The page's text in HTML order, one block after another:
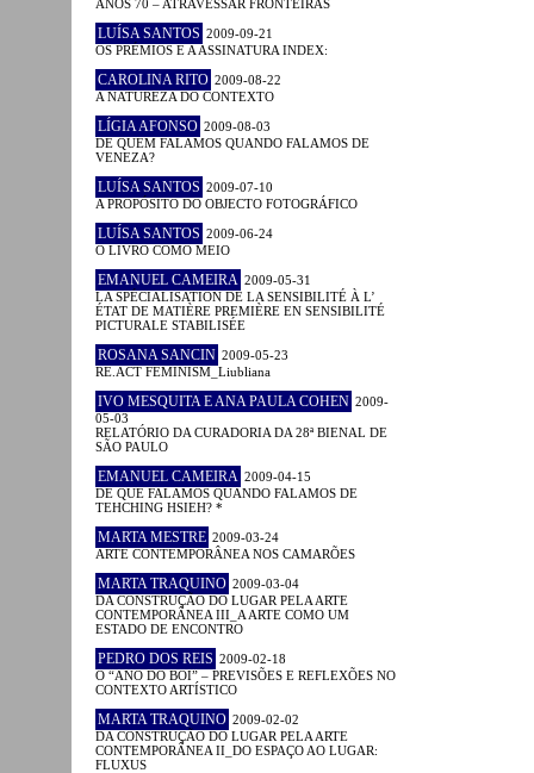
ANOS 70 – ATRAVESSAR FRONTEIRAS
LUÍSA SANTOS 2009-09-21
OS PRÉMIOS E A ASSINATURA INDEX:
CAROLINA RITO 2009-08-22
A NATUREZA DO CONTEXTO
LÍGIA AFONSO 2009-08-03
DE QUEM FALAMOS QUANDO FALAMOS DE
VENEZA?
LUÍSA SANTOS 2009-07-10
A PROPÓSITO DO OBJECTO FOTOGRÁFICO
LUÍSA SANTOS 2009-06-24
O LIVRO COMO MEIO
EMANUEL CAMEIRA 2009-05-31
LA SPÉCIALISATION DE LA SENSIBILITÉ À L’
ÉTAT DE MATIÈRE PREMIÈRE EN SENSIBILITÉ
PICTURALE STABILISÉE
ROSANA SANCIN 2009-05-23
RE.ACT FEMINISM_Liubliana
IVO MESQUITA E ANA PAULA COHEN 2009-
05-03
RELATÓRIO DA CURADORIA DA 28ª BIENAL DE
SÃO PAULO
EMANUEL CAMEIRA 2009-04-15
DE QUE FALAMOS QUANDO FALAMOS DE
TEHCHING HSIEH? *
MARTA MESTRE 2009-03-24
ARTE CONTEMPORÂNEA NOS CAMARÕES
MARTA TRAQUINO 2009-03-04
DA CONSTRUÇÃO DO LUGAR PELA ARTE
CONTEMPORÂNEA III_A ARTE COMO UM
ESTADO DE ENCONTRO
PEDRO DOS REIS 2009-02-18
O “ANO DO BOI” – PREVISÕES E REFLEXÕES NO
CONTEXTO ARTÍSTICO
MARTA TRAQUINO 2009-02-02
DA CONSTRUÇÃO DO LUGAR PELA ARTE
CONTEMPORÂNEA II_DO ESPAÇO AO LUGAR:
FLUXUS